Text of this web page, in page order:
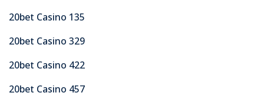
20bet Casino 135
20bet Casino 329
20bet Casino 422
20bet Casino 457